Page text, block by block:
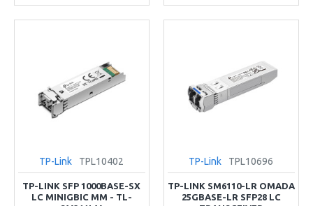
TP-Link TPL10402
TP-LINK SFP 1000BASE-SX
LC MINIGBIC MM - TL-
TP-Link TPL10696
TP-LINK SM6110-LR OMADA
25GBASE-LR SFP28 LC